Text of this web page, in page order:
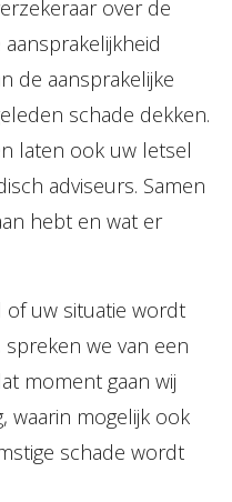
over de
de aansprakelijke
schade dekken.
laten ook uw letsel
adviseurs. Samen
hebt en wat er
uw situatie wordt
we van een
moment gaan wij
waarin mogelijk ook
schade wordt